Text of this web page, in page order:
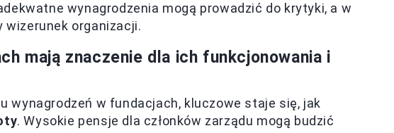
wynagrodzenia mogą prowadzić do krytyki, a w
wizerunek organizacji.
mają znaczenie dla ich funkcjonowania i
wynagrodzeń w fundacjach, kluczowe staje się, jak
. Wysokie pensje dla członków zarządu mogą budzić